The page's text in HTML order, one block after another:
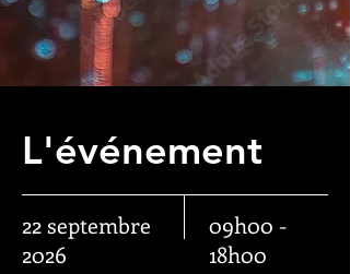
L'événement
22 septembre
2026
09h00 -
18h00